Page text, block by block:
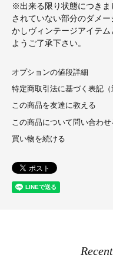
※出来る限り状態につきま
されていない部分のダメ
かしヴィンテージアイテ
ようご了承下さい。
オプションの値段詳細
特定商取引法に基づく表記（
この商品を友達に教える
この商品について問い合わせ
買い物を続ける